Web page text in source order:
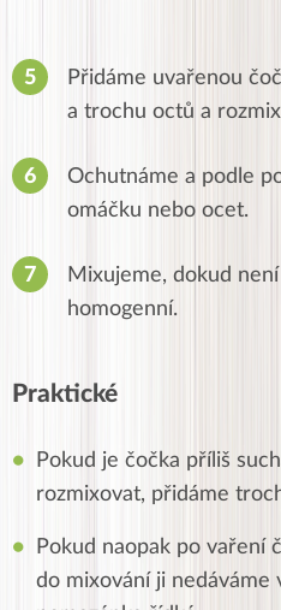
Přidáme uvařenou
a trochu octů a
Ochutnáme a podle
omáčku nebo ocet.
Mixujeme, dokud
homogenní.
Praktické
Pokud je čočka příliš
rozmixovat, přidáme
Pokud naopak po vaření
do mixování ji nedáváme